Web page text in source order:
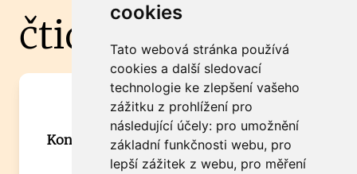
cookies
Tato webová stránka používá
cookies a další sledovací
technologie ke zlepšení vašeho
zážitku z prohlížení pro
následující účely: pro umožnění
základní funkčnosti webu, pro
lepší zážitek z webu, pro měření
čtidoma.cz
Máte zajímavou informaci? Chcete
spolupracovat?
Kontaktujte šéfredaktora Martina Chalupu:
chalupa@ctidoma.cz